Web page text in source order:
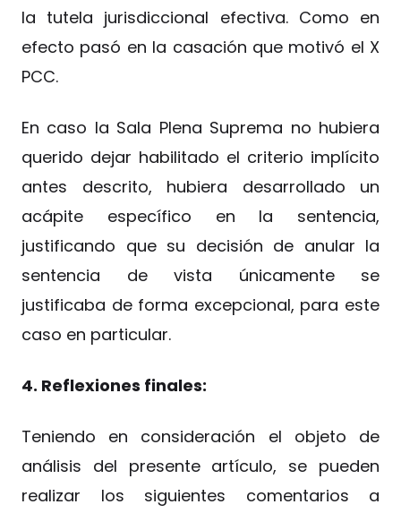
la tutela jurisdiccional efectiva. Como en
efecto pasó en la casación que motivó el X
PCC.
En caso la Sala Plena Suprema no hubiera
querido dejar habilitado el criterio implícito
antes descrito, hubiera desarrollado un
acápite específico en la sentencia,
justificando que su decisión de anular la
sentencia de vista únicamente se
justificaba de forma excepcional, para este
caso en particular.
4. Reflexiones finales:
Teniendo en consideración el objeto de
análisis del presente artículo, se pueden
realizar los siguientes comentarios a